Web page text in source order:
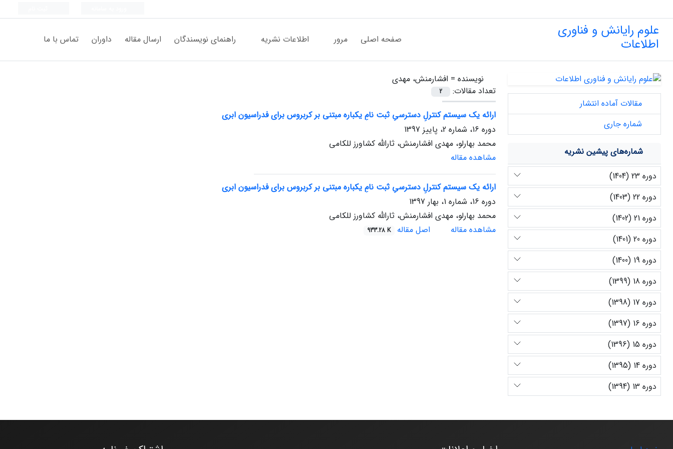
علوم رایانش و فناوری
اطلاعات صفحه اصلی مرور اطلاعات نشریه راهنمای نویسندگان ارسال مقاله داوران تماس با ما
نویسنده = افشارمنش، مهدی
تعداد مقالات:
2
ارائه یک سیستم کنترلِ دسترسیِ ثبت نامِ یکباره مبتنی بر کربروس برای فدراسیون ابری
دوره 16، شماره 2، پاییز 1397
محمد بهارلو، مهدی افشارمنش، ثارالله کشاورز للکامی
مشاهده مقاله
ارائه یک سیستم کنترلِ دسترسیِ ثبت نامِ یکباره مبتنی بر کربروس برای فدراسیون ابری
دوره 16، شماره 1، بهار 1397
محمد بهارلو، مهدی افشارمنش، ثارالله کشاورز للکامی
مشاهده مقاله
اصل مقاله 933.28 K
مقالات آماده انتشار
شماره جاری
شماره‌های پیشین نشریه
دوره 23 (1404)
دوره 22 (1403)
دوره 21 (1402)
دوره 20 (1401)
دوره 19 (1400)
دوره 18 (1399)
دوره 17 (1398)
دوره 16 (1397)
دوره 15 (1396)
دوره 14 (1395)
دوره 13 (1394)